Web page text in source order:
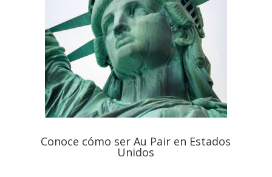
Conoce cómo ser Au Pair en Estados
Unidos